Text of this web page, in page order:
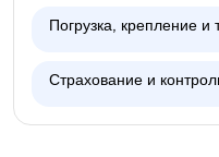
Погрузка, крепление и
Страхование и